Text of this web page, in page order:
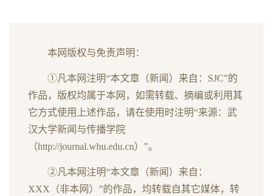
本网版权与免责声明：
①凡本网注明“本文章（新闻）来自：SJC”的
作品，版权均属于本网，如需转载、摘编或利用其
它方式使用上述作品，请在使用时注明“来源：武
汉大学新闻与传播学院
（http://journal.whu.edu.cn）”。
②凡本网注明“本文章（新闻）来自：
XXX（非本网）”的作品，均转载自其它媒体，转